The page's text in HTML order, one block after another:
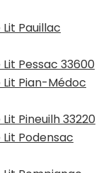
Pauillac
Pessac 33600
Pian-Médoc
Pineuilh 33220
Podensac